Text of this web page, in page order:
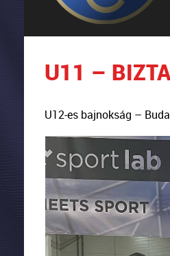
U11 –
U12-es bajnokság –